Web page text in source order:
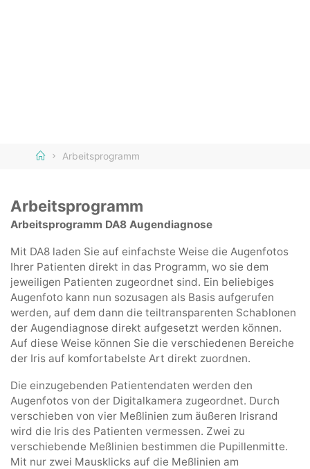
HomeArbeitsprogramm
Arbeitsprogramm
Arbeitsprogramm DA8 Augendiagnose
Mit DA8 laden Sie auf einfachste Weise die Augenfotos
Ihrer Patienten direkt in das Programm, wo sie dem
jeweiligen Patienten zugeordnet sind. Ein beliebiges
Augenfoto kann nun sozusagen als Basis aufgerufen
werden, auf dem dann die teiltransparenten Schablonen
der Augendiagnose direkt aufgesetzt werden können.
Auf diese Weise können Sie die verschiedenen Bereiche
der Iris auf komfortabelste Art direkt zuordnen.
Die einzugebenden Patientendaten werden den
Augenfotos von der Digitalkamera zugeordnet. Durch
verschieben von vier Meßlinien zum äußeren Irisrand
wird die Iris des Patienten vermessen. Zwei zu
verschiebende Meßlinien bestimmen die Pupillenmitte.
Mit nur zwei Mausklicks auf die Meßlinien am